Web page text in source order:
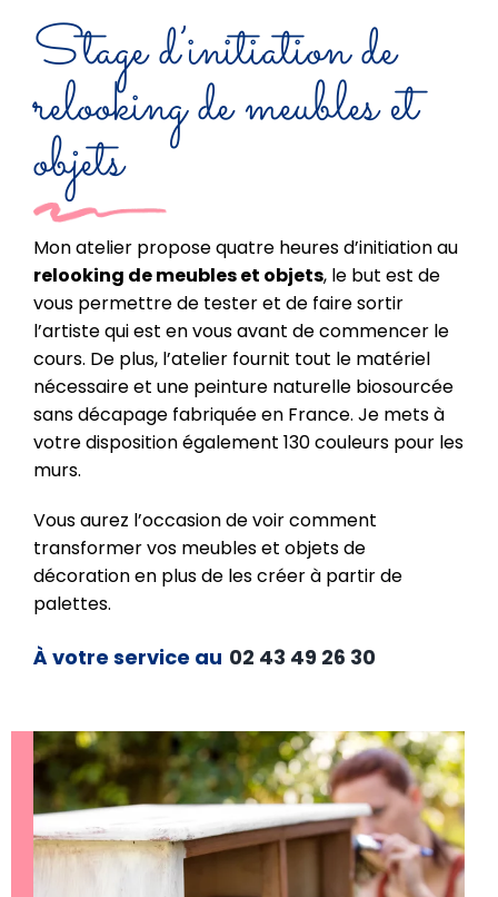
Stage d’initiation de
relooking de meubles et
objets
Mon atelier propose quatre heures d’initiation au
relooking de meubles et objets, le but est de
vous permettre de tester et de faire sortir
l’artiste qui est en vous avant de commencer le
cours. De plus, l’atelier fournit tout le matériel
nécessaire et une peinture naturelle biosourcée
sans décapage fabriquée en France. Je mets à
votre disposition également 130 couleurs pour les
murs.
Vous aurez l’occasion de voir comment
transformer vos meubles et objets de
décoration en plus de les créer à partir de
palettes.
À votre service au 02 43 49 26 30